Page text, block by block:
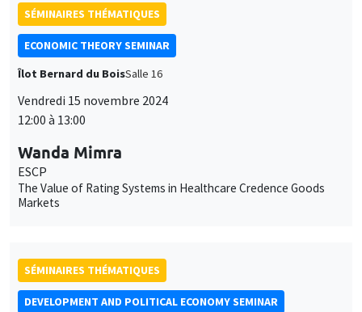
Vendredi 15 novembre 2024
12:00 à 13:00
Wanda Mimra
ESCP
The Value of Rating Systems in Healthcare Credence Goods
SÉMINAIRES THÉMATIQUES
Îlot Bernard du BoisAmphithéâtre
Vendredi 8 novembre 2024
13:30 à 14:45